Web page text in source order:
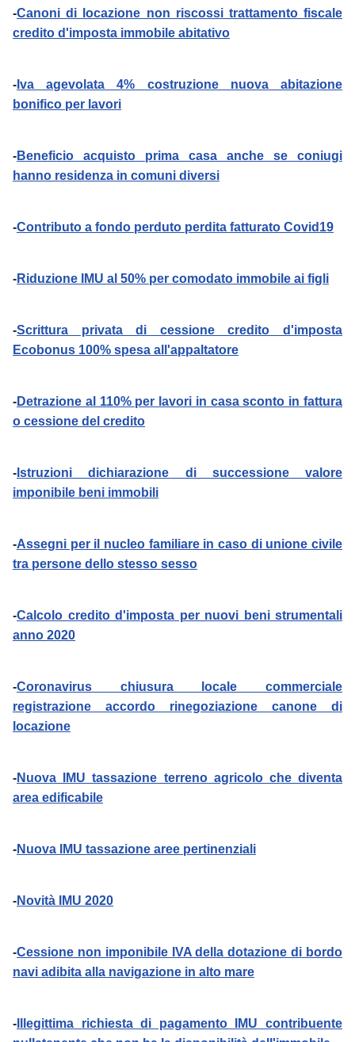
-Canoni di locazione non riscossi trattamento fiscale
credito d'imposta immobile abitativo
- Iva agevolata 4% costruzione nuova abitazione
bonifico per lavori
-Beneficio acquisto prima casa anche se coniugi
hanno residenza in comuni diversi
-Contributo a fondo perduto perdita fatturato Covid19
-Riduzione IMU al 50% per comodato immobile ai figli
-Scrittura privata di cessione credito d'imposta
Ecobonus 100% spesa all'appaltatore
-Detrazione al 110% per lavori in casa sconto in fattura
o cessione del credito
- Istruzioni dichiarazione di successione valore
imponibile beni immobili
-Assegni per il nucleo familiare in caso di unione civile
tra persone dello stesso sesso
-Calcolo credito d'imposta per nuovi beni strumentali
anno 2020
-Coronavirus chiusura locale commerciale
registrazione accordo rinegoziazione canone di
locazione
-Nuova IMU tassazione terreno agricolo che diventa
area edificabile
-Nuova IMU tassazione aree pertinenziali
-Novità IMU 2020
-Cessione non imponibile IVA della dotazione di bordo
navi adibita alla navigazione in alto mare
- Illegittima richiesta di pagamento IMU contribuente